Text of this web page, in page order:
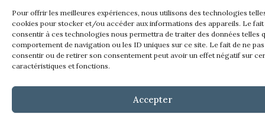
Pour offrir les meilleures expériences, nous utilisons des technologies
cookies pour stocker et/ou accéder aux informations des appareils. Le fait
consentir à ces technologies nous permettra de traiter des données telles
comportement de navigation ou les ID uniques sur ce site. Le fait de ne pas
consentir ou de retirer son consentement peut avoir un effet négatif sur
caractéristiques et fonctions.
Accepter